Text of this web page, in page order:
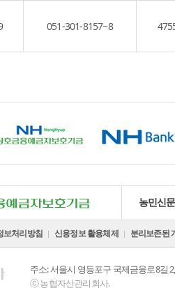
051-301-8157~8
농민신
보처리방침 신용정보 활용체제 분리보존된
주소: 서울시 영등포구 국제금융로8길
ⓒ 농협자산관리회사.